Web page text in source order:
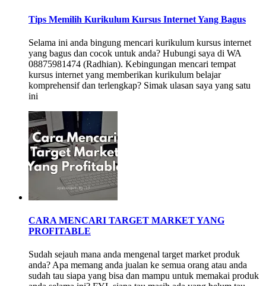
Tips Memilih Kurikulum Kursus Internet Yang Bagus
Selama ini anda bingung mencari kurikulum kursus internet
yang bagus dan cocok untuk anda? Hubungi saya di WA
08875981474 (Radhian). Kebingungan mencari tempat
kursus internet yang memberikan kurikulum belajar
komprehensif dan terlengkap? Simak ulasan saya yang satu
ini
CARA MENCARI TARGET MARKET YANG
PROFITABLE
Sudah sejauh mana anda mengenal target market produk
anda? Apa memang anda jualan ke semua orang atau anda
sudah tau siapa yang bisa dan mampu untuk memakai produk